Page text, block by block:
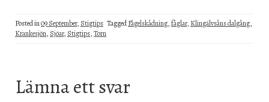
Posted in09 September, Stigtips TaggedFågelskådning,fåglar, Klingälvsåns dalgång,
Krankesjön, Sjöar, Stigtips,Torn
Lämna ett svar